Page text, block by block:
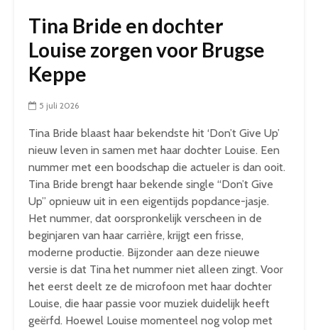
Tina Bride en dochter
Louise zorgen voor Brugse
Keppe
5 juli 2026
Tina Bride blaast haar bekendste hit ‘Don’t Give Up’
nieuw leven in samen met haar dochter Louise. Een
nummer met een boodschap die actueler is dan ooit.
Tina Bride brengt haar bekende single “Don’t Give
Up” opnieuw uit in een eigentijds popdance-jasje.
Het nummer, dat oorspronkelijk verscheen in de
beginjaren van haar carrière, krijgt een frisse,
moderne productie. Bijzonder aan deze nieuwe
versie is dat Tina het nummer niet alleen zingt. Voor
het eerst deelt ze de microfoon met haar dochter
Louise, die haar passie voor muziek duidelijk heeft
geërfd. Hoewel Louise momenteel nog volop met